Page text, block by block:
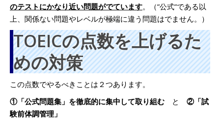
のテストにかなり近い問題がでています。（”公式”である以
上、関係ない問題やレベルが極端に違う問題はでません。）
TOEICの点数を上げるた
めの対策
この点数でやるべきことは２つあります。
①「公式問題集」を徹底的に集中して取り組む と ②「試
験前体調管理」